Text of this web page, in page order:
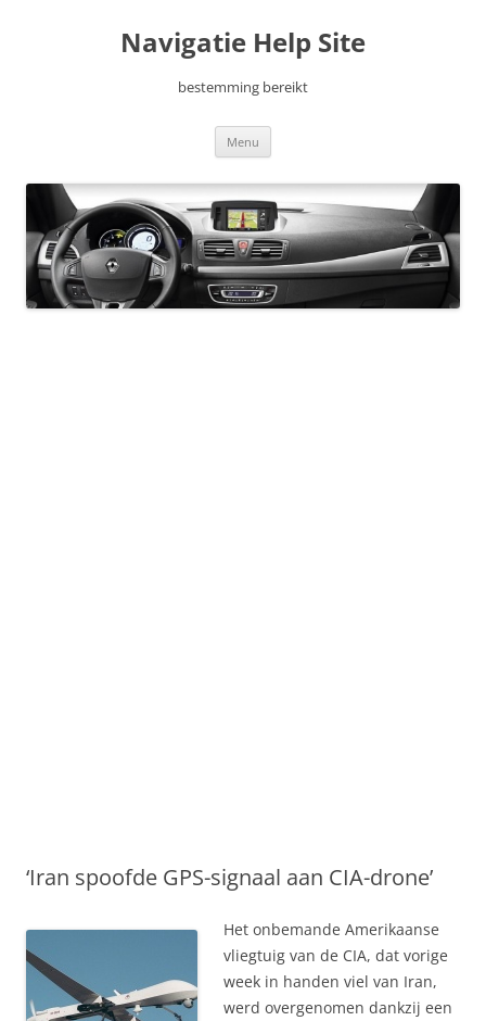
Navigatie Help Site
bestemming bereikt
Menu
‘Iran spoofde GPS-signaal aan CIA-drone’
Het onbemande Amerikaanse
vliegtuig van de CIA, dat vorige
week in handen viel van Iran,
werd overgenomen dankzij een